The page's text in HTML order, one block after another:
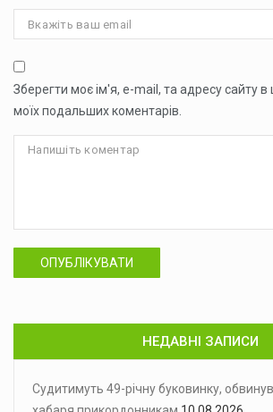
Зберегти моє ім'я, e-mail, та адресу сайту в
моїх подальших коментарів.
ОПУБЛІКУВАТИ
НЕДАВНІ ЗАПИСИ
Судитимуть 49-річну буковинку,